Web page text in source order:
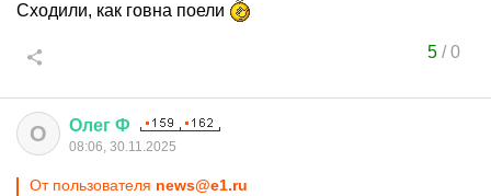
Сходили, как говна поели
5/0
О Олег Ф
08:06, 30.11.2025
От пользователя news@e1.ru